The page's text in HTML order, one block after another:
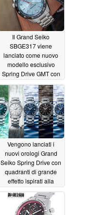
Il Grand Seiko
SBGE317 viene
lanciato come nuovo
modello esclusivo
Spring Drive GMT con
zirconia nera06/27/2026
Vengono lanciati i
nuovi orologi Grand
Seiko Spring Drive con
quadranti di grande
effetto ispirati alla
06/24/2026